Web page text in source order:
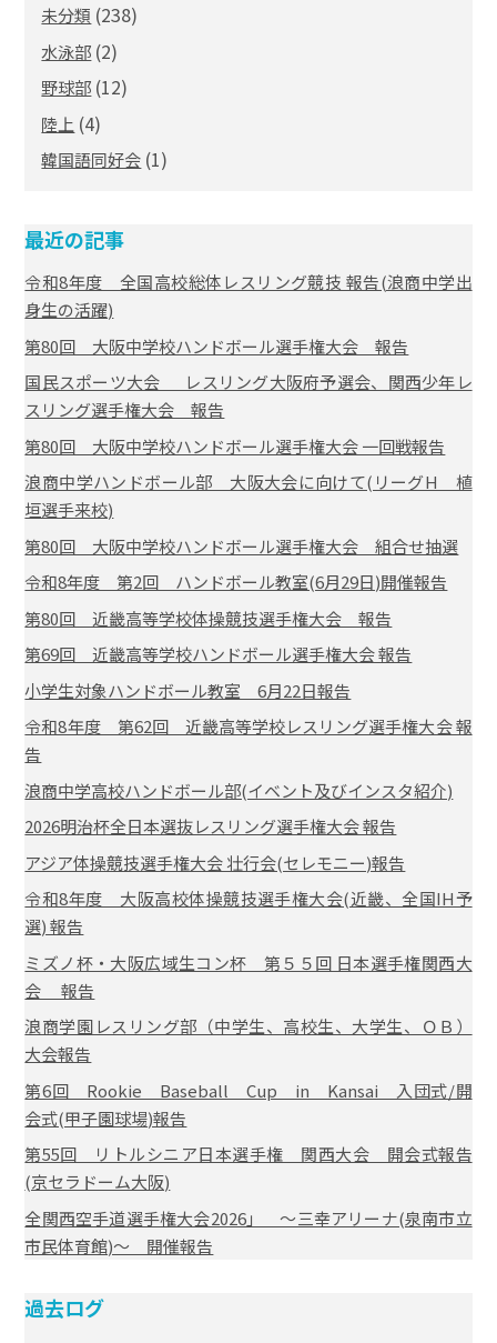
未分類 (238)
水泳部 (2)
野球部 (12)
陸上 (4)
韓国語同好会 (1)
最近の記事
令和8年度 全国高校総体レスリング競技 報告(浪商中学出
身生の活躍)
第80回 大阪中学校ハンドボール選手権大会 報告
国民スポーツ大会 レスリング大阪府予選会、関西少年レ
スリング選手権大会 報告
第80回 大阪中学校ハンドボール選手権大会 一回戦報告
浪商中学ハンドボール部 大阪大会に向けて(リーグH 植
垣選手来校)
第80回 大阪中学校ハンドボール選手権大会 組合せ抽選
令和8年度 第2回 ハンドボール教室(6月29日)開催報告
第80回 近畿高等学校体操競技選手権大会 報告
第69回 近畿高等学校ハンドボール選手権大会 報告
小学生対象ハンドボール教室 6月22日報告
令和8年度 第62回 近畿高等学校レスリング選手権大会 報
告
浪商中学高校ハンドボール部(イベント及びインスタ紹介)
2026明治杯全日本選抜レスリング選手権大会 報告
アジア体操競技選手権大会 壮行会(セレモニー)報告
令和8年度 大阪高校体操競技選手権大会(近畿、全国IH予
選) 報告
ミズノ杯・大阪広域生コン杯 第５５回 日本選手権関西大
会 報告
浪商学園レスリング部（中学生、高校生、大学生、ＯＢ）
大会報告
第6回 Rookie Baseball Cup in Kansai 入団式/開
会式(甲子園球場)報告
第55回 リトルシニア日本選手権 関西大会 開会式報告
(京セラドーム大阪)
全関西空手道選手権大会2026」 ～三幸アリーナ(泉南市立
市民体育館)～ 開催報告
過去ログ